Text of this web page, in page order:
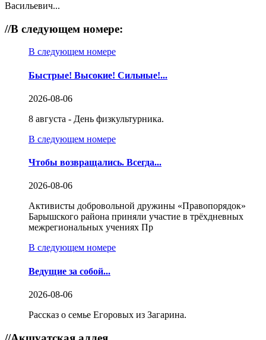
Васильевич...
//В следующем номере:
В следующем номере
Быстрые! Высокие! Сильные!...
2026-08-06
8 августа - День физкультурника.
В следующем номере
Чтобы возвращались. Всегда...
2026-08-06
Активисты добровольной дружины «Правопорядок»
Барышского района приняли участие в трёхдневных
межрегиональных учениях Пр
В следующем номере
Ведущие за собой...
2026-08-06
Рассказ о семье Егоровых из Загарина.